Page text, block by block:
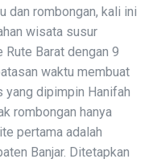
dan rombongan, kali ini
wisata susur
Barat dengan 9
waktu membuat
yang dipimpin Hanifah
rombongan hanya
pertama adalah
Banjar. Ditetapkan